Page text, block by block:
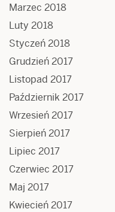
Marzec 2018
Luty 2018
Styczeń 2018
Grudzień 2017
Listopad 2017
Październik 2017
Wrzesień 2017
Sierpień 2017
Lipiec 2017
Czerwiec 2017
Maj 2017
Kwiecień 2017